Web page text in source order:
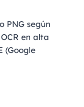
PNG según
en alta
(Google